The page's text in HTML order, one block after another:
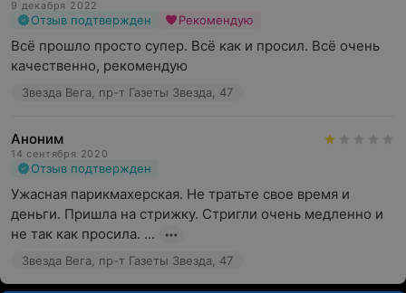
9 декабря 2022
Отзыв подтвержден Рекомендую
Всё прошло просто супер. Всё как и просил. Всё очень
качественно, рекомендую
Звезда Вега, пр-т Газеты Звезда, 47
Аноним
14 сентября 2020
Отзыв подтвержден
Ужасная парикмахерская. Не тратьте свое время и
деньги. Пришла на стрижку. Стригли очень медленно и
не так как просила. ...
Звезда Вега, пр-т Газеты Звезда, 47